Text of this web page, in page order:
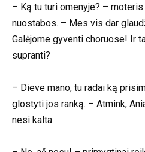
– Ką tu turi omenyje? –
nuostabos. – Mes vis dar
Galėjome gyventi choruose! Ir
supranti?
– Dieve mano, tu radai ką
glostyti jos ranką. – Atmink,
nesi kalta.